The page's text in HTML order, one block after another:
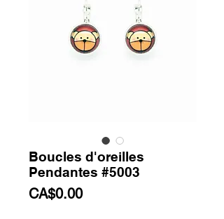
Boucles d'oreilles
Pendantes #5003
CA$0.00Price